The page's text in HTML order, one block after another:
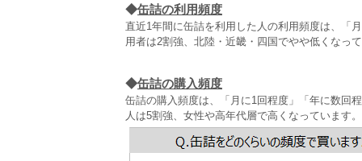
◆缶詰の利用頻度
直近1年間に缶詰を利用した人の利用頻度は、「
用者は2割強、北陸・近畿・四国でやや低くなっ
◆缶詰の購入頻度
缶詰の購入頻度は、「月に1回程度」「年に数回
人は5割強、女性や高年代層で高くなっています。